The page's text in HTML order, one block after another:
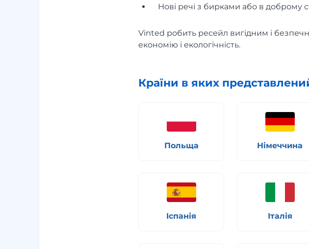
Нові речі з бирками або в доброму
Vinted робить ресейл вигідним і
економію і екологічність.
Країни в яких
Польща Німеччина
Іспанія Італія